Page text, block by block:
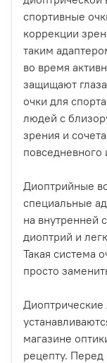
спортивные
коррекции
таким
во время
защищают
очки для
людей с
зрения и
повседневного
Диоптрийные
специальные
на внутренней
диоптрий и
Такая система
просто
магазине
рецепту. Перед